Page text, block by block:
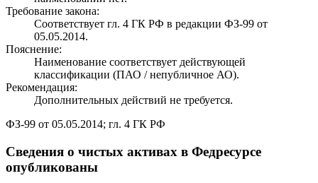
Требование закона:
Соответствует гл. 4 ГК РФ в редакции ФЗ-99 от
05.05.2014.
Пояснение:
Наименование соответствует действующей
классификации (ПАО / непубличное АО).
Рекомендация:
Дополнительных действий не требуется.
ФЗ-99 от 05.05.2014; гл. 4 ГК РФ
Сведения о чистых активах в Федресурсе
опубликованы